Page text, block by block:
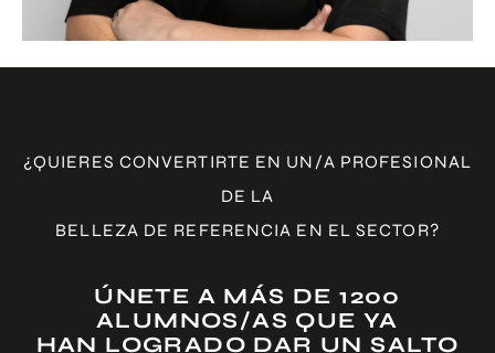
¿QUIERES CONVERTIRTE EN UN/A PROFESIONAL
DE LA
BELLEZA DE REFERENCIA EN EL SECTOR?
ÚNETE A MÁS DE 1200
ALUMNOS/AS QUE YA
HAN LOGRADO DAR UN SALTO